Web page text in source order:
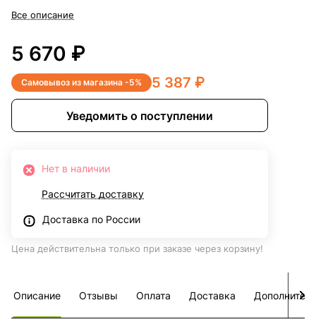
Все описание
5 670 ₽
Самовывоз из магазина -5% 5 387 ₽
Уведомить о поступлении
Нет в наличии
Рассчитать доставку
Доставка по России
Цена действительна только при заказе через корзину!
Описание Отзывы Оплата Доставка